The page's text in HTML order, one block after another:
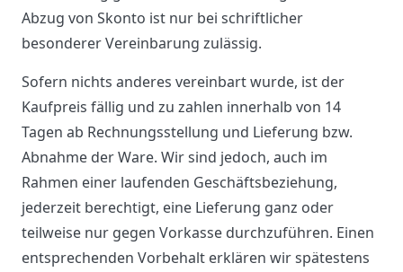
Abzug von Skonto ist nur bei schriftlicher
besonderer Vereinbarung zulässig.
Sofern nichts anderes vereinbart wurde, ist der
Kaufpreis fällig und zu zahlen innerhalb von 14
Tagen ab Rechnungsstellung und Lieferung bzw.
Abnahme der Ware. Wir sind jedoch, auch im
Rahmen einer laufenden Geschäftsbeziehung,
jederzeit berechtigt, eine Lieferung ganz oder
teilweise nur gegen Vorkasse durchzuführen. Einen
entsprechenden Vorbehalt erklären wir spätestens